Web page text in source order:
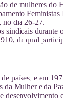
de mulheres do
no dia 26-27.
sindicais durante
da qual
países, e em
da Mulher e da
desenvolvimento